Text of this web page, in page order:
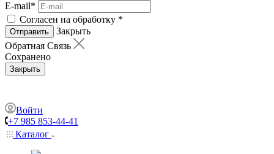
E-mail*
Согласен на обработку *
Отправить
Закрыть
Обратная Связь
Сохранено
Закрыть
Войти
+7 985 853-44-41
Каталог